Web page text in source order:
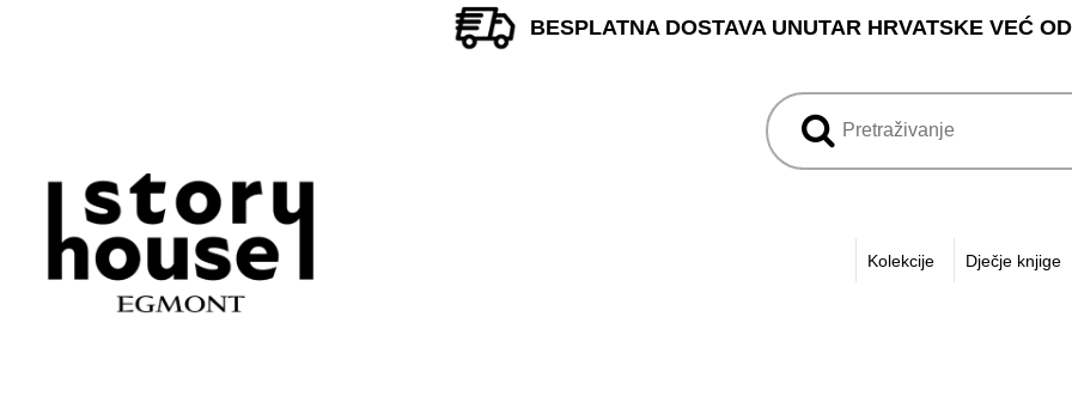
BESPLATNA DOSTAVA UNUTAR HRVATSKE VEĆ
Kolekcije Dječje knjige